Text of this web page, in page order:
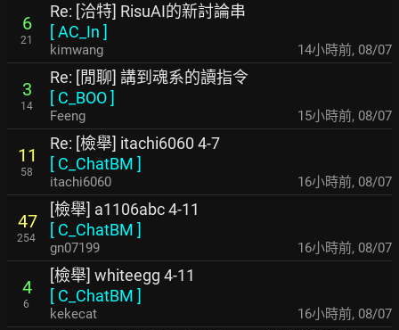
6
21
Re: [洽特] RisuAI的新討論串
[AC_In ]
kimwang 14小時前, 08/07
3
14
Re: [閒聊] 講到魂系的讀指令
[ C_BOO]
Feeng 15小時前, 08/07
11
58
Re: [檢舉] itachi6060 4-7
[ C_ChatBM ]
itachi6060 16小時前, 08/07
47
254
[檢舉] a1106abc 4-11
[ C_ChatBM ]
gn07199 16小時前, 08/07
4
6
[檢舉] whiteegg 4-11
[ C_ChatBM ]
kekecat 16小時前, 08/07